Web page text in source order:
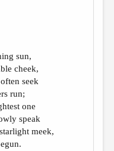
sun,
cheek,
seek
run;
one
speak
meek,